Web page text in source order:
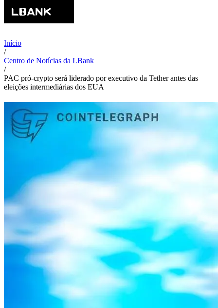
Início
/
Centro de Notícias da LBank
/
PAC pró-crypto será liderado por executivo da Tether antes das
eleições intermediárias dos EUA